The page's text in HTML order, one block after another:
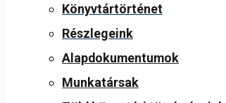
Könyvtártörténet
Részlegeink
Alapdokumentumok
Munkatársak